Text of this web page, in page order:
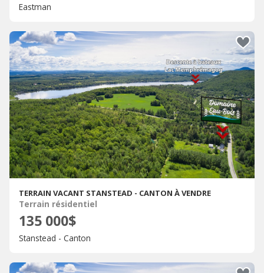
Eastman
TERRAIN VACANT STANSTEAD - CANTON À VENDRE
Terrain résidentiel
135 000$
Stanstead - Canton